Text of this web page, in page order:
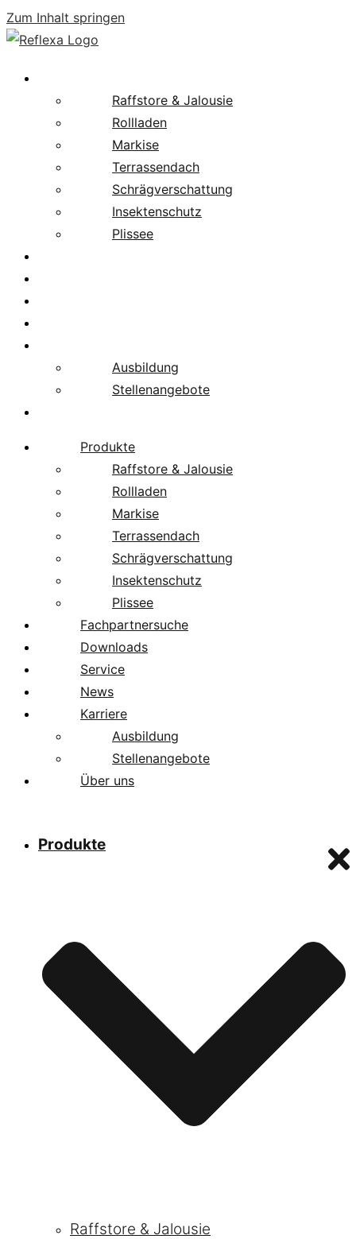
Zum Inhalt springen
Raffstore & Jalousie
Rollladen
Markise
Terrassendach
Schrägverschattung
Insektenschutz
Plissee
Ausbildung
Stellenangebote
Produkte
Raffstore & Jalousie
Rollladen
Markise
Terrassendach
Schrägverschattung
Insektenschutz
Plissee
Fachpartnersuche
Downloads
Service
News
Karriere
Ausbildung
Stellenangebote
Über uns
Produkte
Raffstore & Jalousie